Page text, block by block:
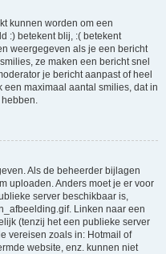
kunnen worden om een
:) betekent blij, :( betekent
weergegeven als je een bericht
ze maken een bericht snel
je bericht aanpast of heel
maximaal aantal smilies, dat in
Als de beheerder bijlagen
uploaden. Anders moet je er voor
server beschikbaar is,
Linken naar een
(tenzij het een publieke server
vereisen zoals in: Hotmail of
website, enz. kunnen niet